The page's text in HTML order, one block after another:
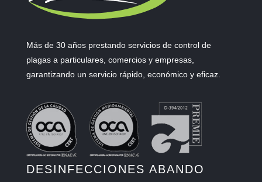
Más de 30 años prestando servicios de control de
plagas a particulares, comercios y empresas,
garantizando un servicio rápido, económico y eficaz.
DESINFECCIONES ABANDO